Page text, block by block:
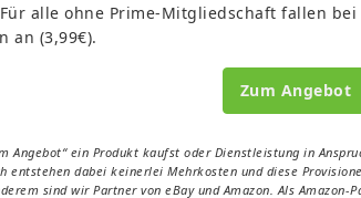
alle ohne Prime-Mitgliedschaft fallen
an (3,99€).
Zum Angebot
Angebot“ ein Produkt kaufst oder Dienstleistung in
entstehen dabei keinerlei Mehrkosten und diese
sind wir Partner von eBay und Amazon. Als